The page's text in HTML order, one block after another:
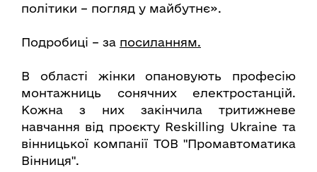
політики – погляд у майбутнє».
Подробиці – за посиланням.
В області жінки опановують професію
монтажниць сонячних електростанцій.
Кожна з них закінчила тритижневе
навчання від проєкту Reskilling Ukraine та
вінницької компанії ТОВ "Промавтоматика
Вінниця".